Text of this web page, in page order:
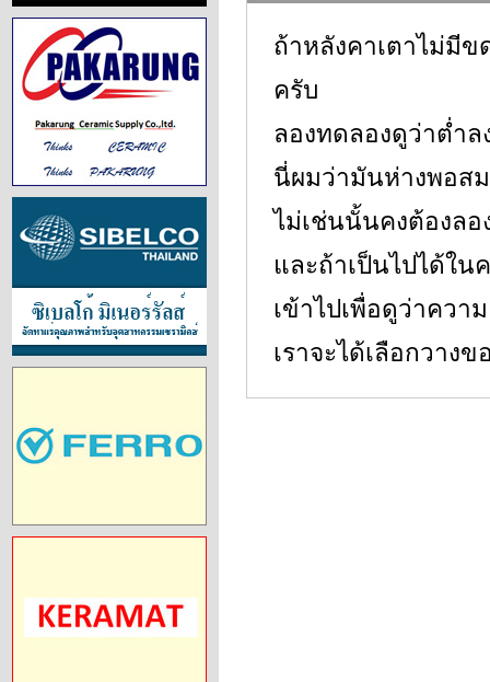
ถ้าหลังคาเตาไม่มีข
ครับ
ลองทดลองดูว่าต่ำล
นี่ผมว่ามันห่างพอส
ไม่เช่นนั้นคงต้องลอ
และถ้าเป็นไปได้ใน
เข้าไปเพื่อดูว่าคว
เราจะได้เลือกวาง